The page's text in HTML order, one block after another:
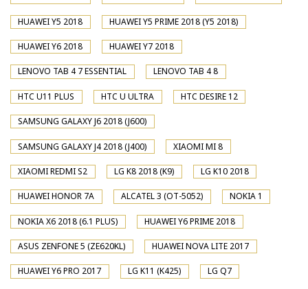
HUAWEI Y5 2018 HUAWEI Y5 PRIME 2018 (Y5 2018)
HUAWEI Y6 2018 HUAWEI Y7 2018
LENOVO TAB 4 7 ESSENTIAL LENOVO TAB 4 8
HTC U11 PLUS HTC U ULTRA HTC DESIRE 12
SAMSUNG GALAXY J6 2018 (J600)
SAMSUNG GALAXY J4 2018 (J400) XIAOMI MI 8
XIAOMI REDMI S2 LG K8 2018 (K9) LG K10 2018
HUAWEI HONOR 7A ALCATEL 3 (OT-5052) NOKIA 1
NOKIA X6 2018 (6.1 PLUS) HUAWEI Y6 PRIME 2018
ASUS ZENFONE 5 (ZE620KL) HUAWEI NOVA LITE 2017
HUAWEI Y6 PRO 2017 LG K11 (K425) LG Q7